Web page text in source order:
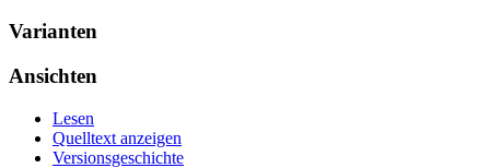
Varianten
Ansichten
Lesen
Quelltext anzeigen
Versionsgeschichte